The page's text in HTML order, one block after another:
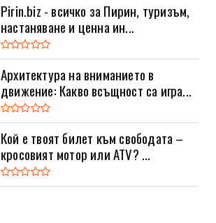
Pirin.biz - всичко за Пирин, туризъм,
настаняване и ценна ин...
Архитектура на вниманието в
движение: Какво всъщност са игра...
Кой е твоят билет към свободата –
кросовият мотор или ATV? ...